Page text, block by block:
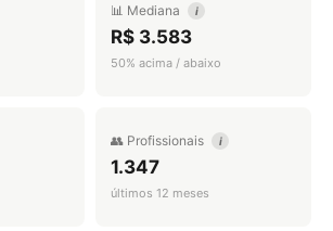
📊 Mediana i
R$ 3.583
50% acima / abaixo
👥 Profissionais i
1.347
últimos 12 meses